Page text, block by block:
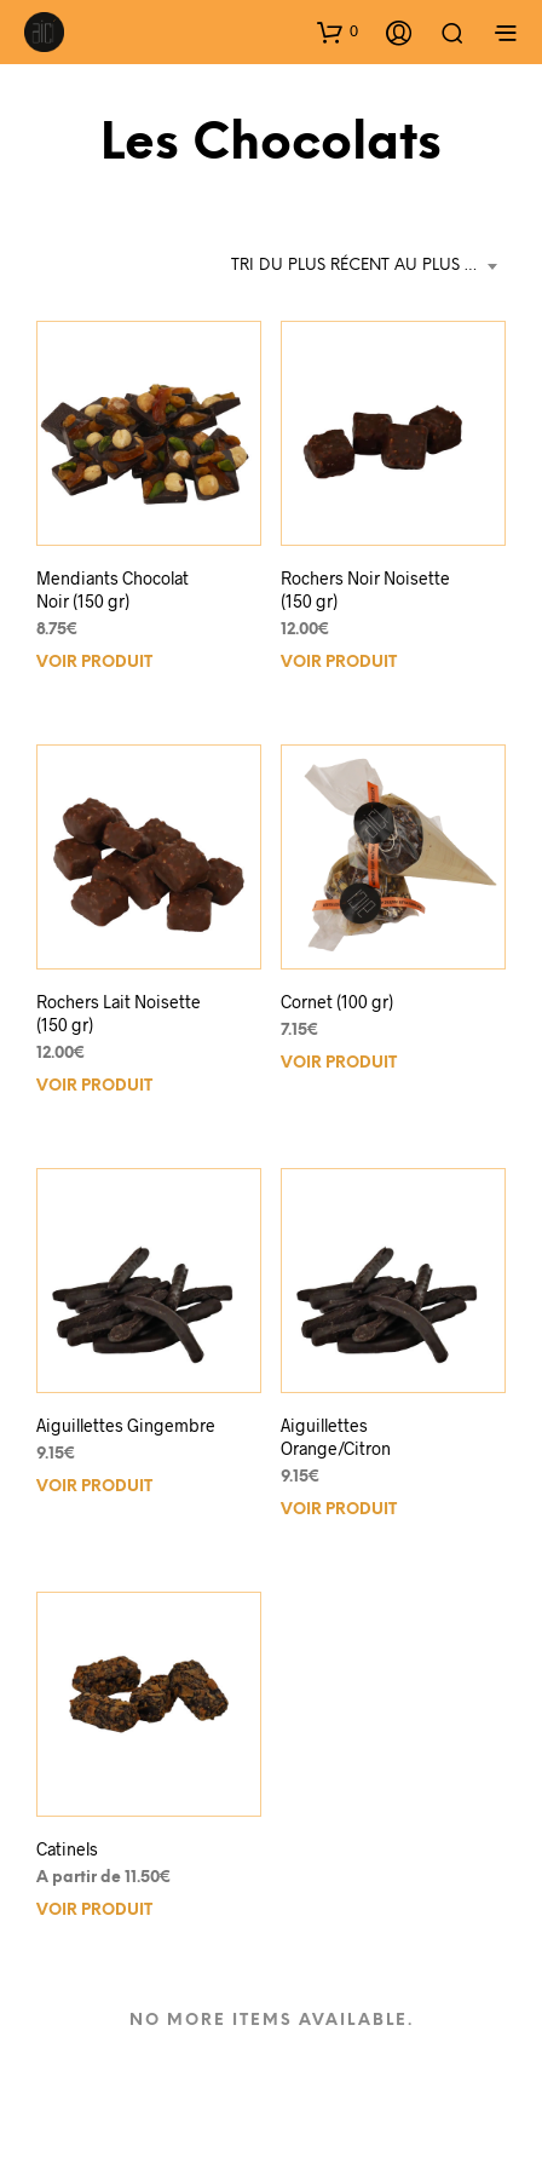
0
Les Chocolats
TRI DU PLUS RÉCENT AU PLUS ANCIEN
Mendiants Chocolat
Noir (150 gr)
8.75€
VOIR PRODUIT
Rochers Noir Noisette
(150 gr)
12.00€
VOIR PRODUIT
Rochers Lait Noisette
(150 gr)
12.00€
VOIR PRODUIT
Cornet (100 gr)
7.15€
VOIR PRODUIT
Aiguillettes Gingembre
9.15€
VOIR PRODUIT
Aiguillettes
Orange/Citron
9.15€
VOIR PRODUIT
Catinels
A partir de 11.50€
VOIR PRODUIT
variations.
NO MORE ITEMS AVAILABLE.